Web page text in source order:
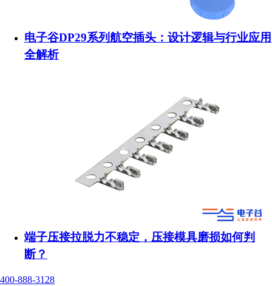
电子谷DP29系列航空插头：设计逻辑与行业应用
全解析
端子压接拉脱力不稳定，压接模具磨损如何判
断？
400-888-3128